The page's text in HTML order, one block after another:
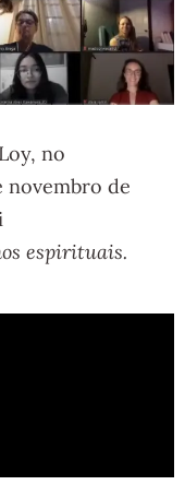
no
novembro de
espirituais.